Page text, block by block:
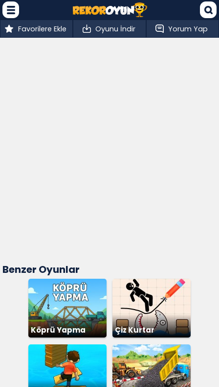
Favorilere Ekle Oyunu İndir Yorum Yap
Benzer Oyunlar
Köprü Yapma Çiz Kurtar